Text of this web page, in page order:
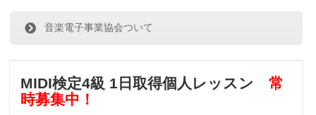
音楽電子事業協会ついて
MIDI検定4級 1日取得個人レッスン常
時募集中！